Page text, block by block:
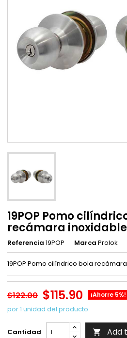
19POP Pomo
recámara
Referencia 19POP Marca Prolok
19POP Pomo cilíndrico bola
$122.00 $115.90 ¡Ahorre 5%!
por 1 unidad del producto.
Cantidad  Add